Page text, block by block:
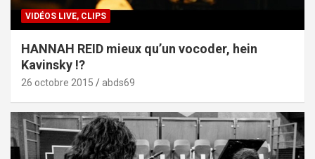
VIDÉOS LIVE, CLIPS
HANNAH REID mieux qu’un vocoder, hein
Kavinsky !?
26 octobre 2015 abds69